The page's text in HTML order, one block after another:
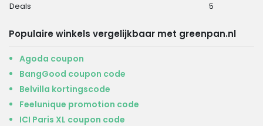
Deals
5
Populaire winkels vergelijkbaar met greenpan.nl
Agoda coupon
BangGood coupon code
Belvilla kortingscode
Feelunique promotion code
ICI Paris XL coupon code